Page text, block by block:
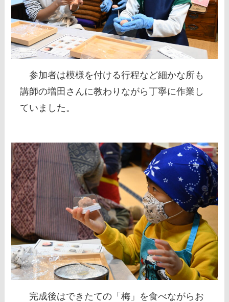
参加者は模様を付ける行程など細かな所も
講師の増田さんに教わりながら丁寧に作業し
ていました。
完成後はできたての「梅」を食べながらお